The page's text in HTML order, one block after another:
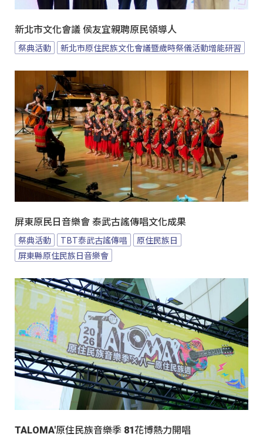
新北市文化會議 侯友宜親聘原民領導人
祭典活動 新北市原住民族文化會議暨歲時祭儀活動增能研習
屏東原民日音樂會 泰武古謠傳唱文化成果
祭典活動 TBT泰武古謠傳唱
原住民族日
屏東縣原住民族日音樂會
TALOMA'原住民族音樂季 81花博熱力開唱